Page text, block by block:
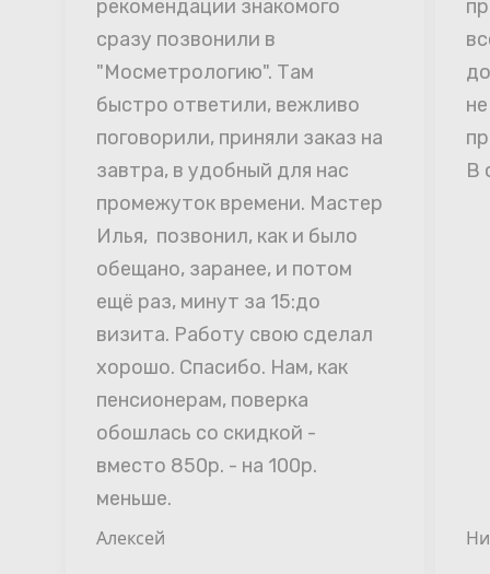
рекомендации знакомого
сразу позвонили в
"Мосметрологию". Там
быстро ответили, вежливо
поговорили, приняли заказ на
завтра, в удобный для нас
промежуток времени. Мастер
Илья,  позвонил, как и было
обещано, заранее, и потом
ещё раз, минут за 15:до
визита. Работу свою сделал
хорошо. Спасибо. Нам, как
пенсионерам, поверка
обошлась со скидкой -
вместо 850р. - на 100р.
меньше.
Алексей
В